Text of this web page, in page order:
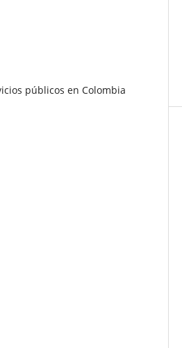
públicos en Colombia